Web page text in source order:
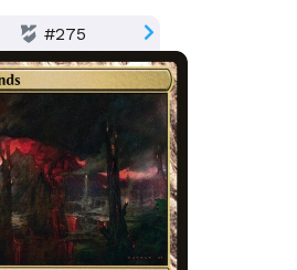
#275